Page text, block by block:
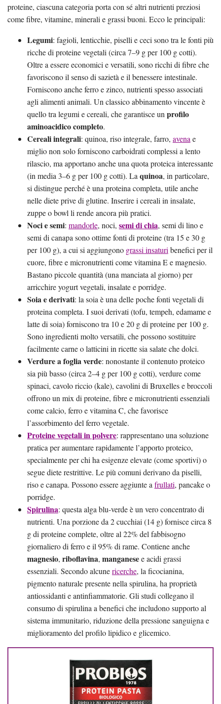
proteine, ciascuna categoria porta con sé altri nutrienti preziosi
come fibre, vitamine, minerali e grassi buoni. Ecco le principali:
Legumi: fagioli, lenticchie, piselli e ceci sono tra le fonti più
ricche di proteine vegetali (circa 7–9 g per 100 g cotti).
Oltre a essere economici e versatili, sono ricchi di fibre che
favoriscono il senso di sazietà e il benessere intestinale.
Forniscono anche ferro e zinco, nutrienti spesso associati
agli alimenti animali. Un classico abbinamento vincente è
quello tra legumi e cereali, che garantisce un profilo
aminoacidico completo.
Cereali integrali: quinoa, riso integrale, farro, avena e
miglio non solo forniscono carboidrati complessi a lento
rilascio, ma apportano anche una quota proteica interessante
(in media 3–6 g per 100 g cotti). La quinoa, in particolare,
si distingue perché è una proteina completa, utile anche
nelle diete prive di glutine. Inserire i cereali in insalate,
zuppe o bowl li rende ancora più pratici.
Noci e semi: mandorle, noci, semi di chia, semi di lino e
semi di canapa sono ottime fonti di proteine (tra 15 e 30 g
per 100 g), a cui si aggiungono grassi insaturi benefici per il
cuore, fibre e micronutrienti come vitamina E e magnesio.
Bastano piccole quantità (una manciata al giorno) per
arricchire yogurt vegetali, insalate e porridge.
Soia e derivati: la soia è una delle poche fonti vegetali di
proteina completa. I suoi derivati (tofu, tempeh, edamame e
latte di soia) forniscono tra 10 e 20 g di proteine per 100 g.
Sono ingredienti molto versatili, che possono sostituire
facilmente carne o latticini in ricette sia salate che dolci.
Verdure a foglia verde: nonostante il contenuto proteico
sia più basso (circa 2–4 g per 100 g cotti), verdure come
spinaci, cavolo riccio (kale), cavolini di Bruxelles e broccoli
offrono un mix di proteine, fibre e micronutrienti essenziali
come calcio, ferro e vitamina C, che favorisce
l’assorbimento del ferro vegetale.
Proteine vegetali in polvere: rappresentano una soluzione
pratica per aumentare rapidamente l’apporto proteico,
specialmente per chi ha esigenze elevate (come sportivi) o
segue diete restrittive. Le più comuni derivano da piselli,
riso e canapa. Possono essere aggiunte a frullati, pancake o
porridge.
Spirulina: questa alga blu-verde è un vero concentrato di
nutrienti. Una porzione da 2 cucchiai (14 g) fornisce circa 8
g di proteine complete, oltre al 22% del fabbisogno
giornaliero di ferro e il 95% di rame. Contiene anche
magnesio, riboflavina, manganesee acidi grassi
essenziali. Secondo alcunericerche, la ficocianina,
pigmento naturale presente nella spirulina, ha proprietà
antiossidanti e antinfiammatorie. Gli studi collegano il
consumo di spirulina a benefici che includono supporto al
sistema immunitario, riduzione della pressione sanguigna e
miglioramento del profilo lipidico e glicemico.